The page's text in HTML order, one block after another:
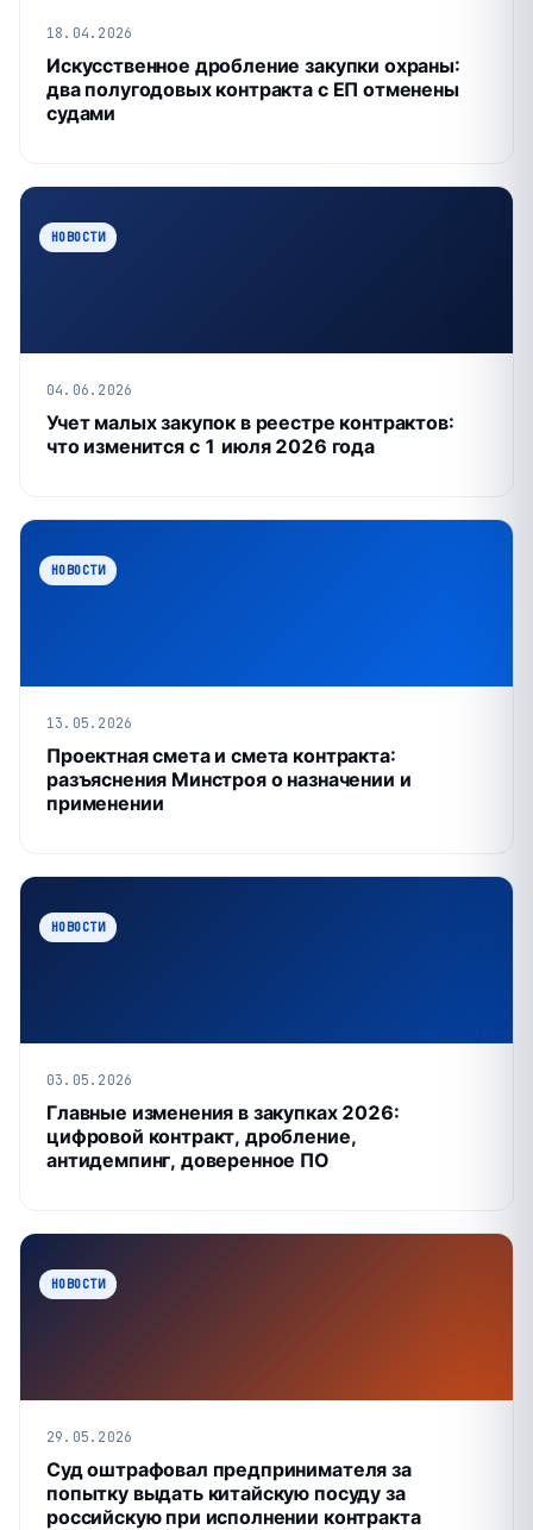
18.04.2026
Искусственное дробление закупки охраны:
два полугодовых контракта с ЕП отменены
судами
НОВОСТИ
04.06.2026
Учет малых закупок в реестре контрактов:
что изменится с 1 июля 2026 года
НОВОСТИ
13.05.2026
Проектная смета и смета контракта:
разъяснения Минстроя о назначении и
применении
НОВОСТИ
03.05.2026
Главные изменения в закупках 2026:
цифровой контракт, дробление,
антидемпинг, доверенное ПО
НОВОСТИ
29.05.2026
Суд оштрафовал предпринимателя за
попытку выдать китайскую посуду за
российскую при исполнении контракта